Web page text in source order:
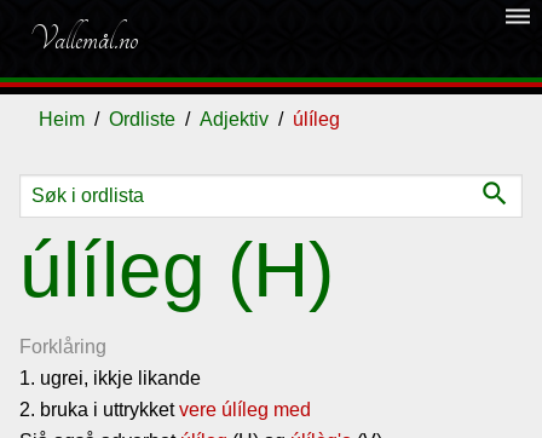
Vallemål.no
dehaze
Heim Ordliste Adjektiv úlíleg
search
úlíleg (H)
Forklåring
1. ugrei, ikkje likande
2. bruka i uttrykketvere úlíleg med
Ordliste
Om
vallemålet
Gjestebok